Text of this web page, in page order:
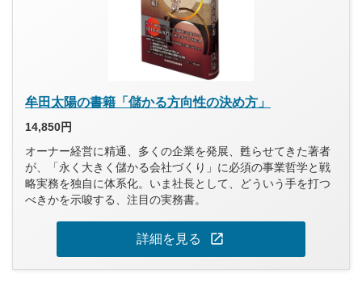
牟田太陽の書籍「儲かる方向性の決め方」
14,850円
オーナー経営に精通、多くの企業を発展、甦らせてきた著者
が、「永く大きく儲かる会社づくり」に必須の事業哲学と戦
略実務を独自に体系化。いま社長として、どういう手を打つ
べきかを示唆する、注目の実務書。
詳細を見る open_in_new